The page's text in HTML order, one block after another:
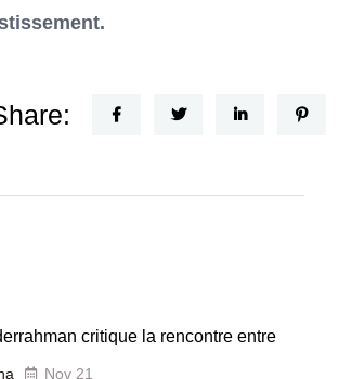
critique la rencontre entre
Nov 21